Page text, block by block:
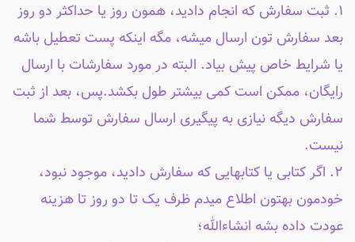
۱. ثبت سفارش که انجام دادید، همون روز یا حداکثر دو روز
بعد سفارش تون ارسال میشه، مگه اینکه پست تعطیل باشه
یا شرایط خاص پیش بیاد. البته در مورد سفارشات با ارسال
رایگان، ممکن است کمی بیشتر طول بکشد.پس، بعد از ثبت
سفارش دیگه نیازی به پیگیری ارسال سفارش توسط شما
نیست.
۲. اگر کتابی یا کتابهایی که سفارش دادید، موجود نبود،
خودمون بهتون اطلاع میدم ظرف یک تا دو روز تا هزینه
عودت داده بشه انشاءالله؛